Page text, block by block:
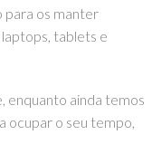
para os manter
tablets e
enquanto ainda temos
ocupar o seu tempo,